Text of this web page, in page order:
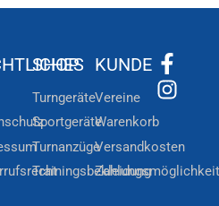
SHOP
Turngeräte
Sportgeräte
Turnanzüge
Trainingsbekleidung
KUNDE
Vereine
Warenkorb
Versandkosten